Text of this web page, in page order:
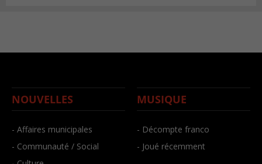
NOUVELLES
- Affaires municipales
- Communauté / Social
MUSIQUE
- Décompte franco
- Joué récemment